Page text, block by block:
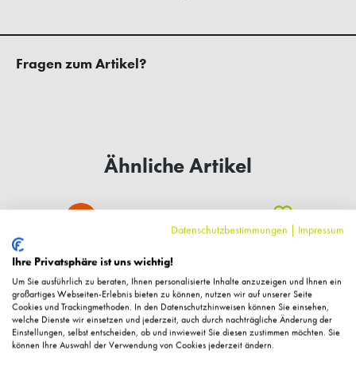
Fragen zum Artikel?
Ähnliche Artikel
Datenschutzbestimmungen | Impressum
Ihre Privatsphäre ist uns wichtig!
Um Sie ausführlich zu beraten, Ihnen personalisierte Inhalte anzuzeigen und Ihnen ein
großartiges Webseiten-Erlebnis bieten zu können, nutzen wir auf unserer Seite
Cookies und Trackingmethoden. In den Datenschutzhinweisen können Sie einsehen,
welche Dienste wir einsetzen und jederzeit, auch durch nachträgliche Änderung der
Einstellungen, selbst entscheiden, ob und inwieweit Sie diesen zustimmen möchten. Sie
können Ihre Auswahl der Verwendung von Cookies jederzeit ändern.